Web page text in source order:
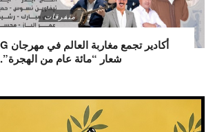
متفرقات
شعار “مائة عام من الهجرة”.